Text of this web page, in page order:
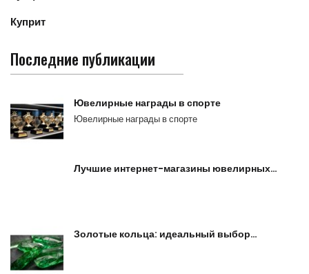
Куприт
Последние публикации
Ювелирные награды в спорте
Ювелирные награды в спорте
Лучшие интернет-магазины ювелирных…
Золотые кольца: идеальный выбор…